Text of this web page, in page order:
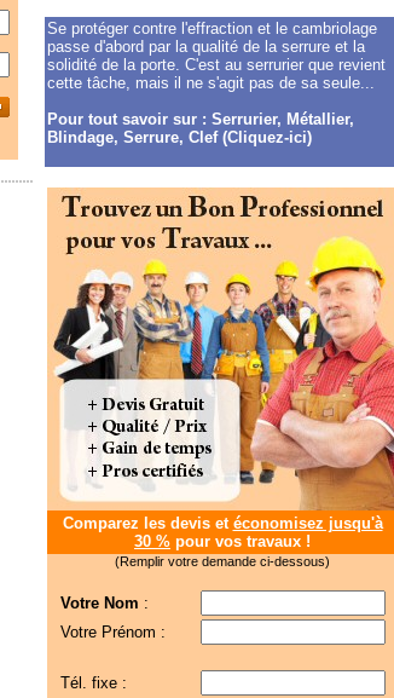
Se protéger contre l'effraction et le cambriolage
passe d'abord par la qualité de la serrure et la
solidité de la porte. C'est au serrurier que revient
cette tâche, mais il ne s'agit pas de sa seule...
Pour tout savoir sur : Serrurier, Métallier,
Blindage, Serrure, Clef (Cliquez-ici)
Comparez les devis et économisez jusqu'à
30 % pour vos travaux !
(Remplir votre demande ci-dessous)
Votre Nom :
Votre Prénom :
Tél. fixe :